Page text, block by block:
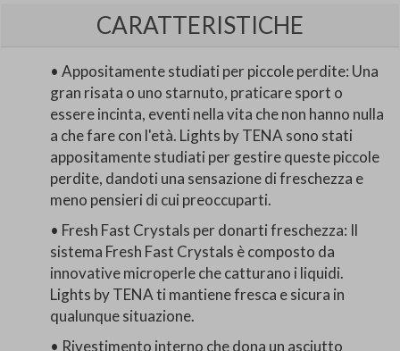
CARATTERISTICHE
• Appositamente studiati per piccole perdite: Una
gran risata o uno starnuto, praticare sport o
essere incinta, eventi nella vita che non hanno nulla
a che fare con l'età. Lights by TENA sono stati
appositamente studiati per gestire queste piccole
perdite, dandoti una sensazione di freschezza e
meno pensieri di cui preoccuparti.
• Fresh Fast Crystals per donarti freschezza: Il
sistema Fresh Fast Crystals è composto da
innovative microperle che catturano i liquidi.
Lights by TENA ti mantiene fresca e sicura in
qualunque situazione.
• Rivestimento interno che dona un asciutto